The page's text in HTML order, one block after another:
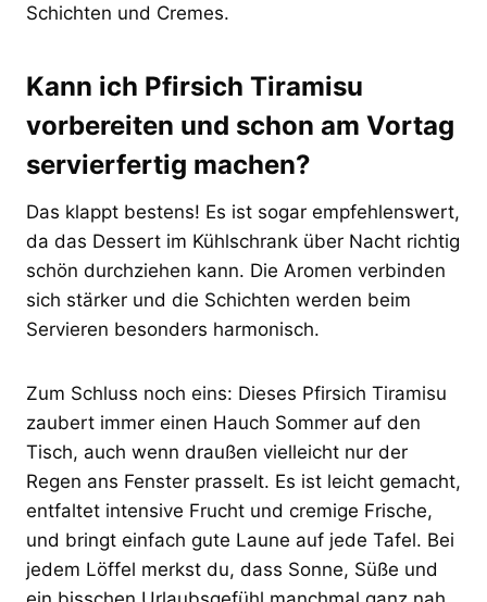
Schichten und Cremes.
Kann ich Pfirsich Tiramisu
vorbereiten und schon am Vortag
servierfertig machen?
Das klappt bestens! Es ist sogar empfehlenswert,
da das Dessert im Kühlschrank über Nacht richtig
schön durchziehen kann. Die Aromen verbinden
sich stärker und die Schichten werden beim
Servieren besonders harmonisch.
Zum Schluss noch eins: Dieses Pfirsich Tiramisu
zaubert immer einen Hauch Sommer auf den
Tisch, auch wenn draußen vielleicht nur der
Regen ans Fenster prasselt. Es ist leicht gemacht,
entfaltet intensive Frucht und cremige Frische,
und bringt einfach gute Laune auf jede Tafel. Bei
jedem Löffel merkst du, dass Sonne, Süße und